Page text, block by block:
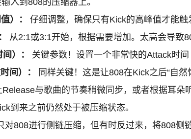
）：
仔细调整，确保只有Kick的高峰值才能触
从2:1或3:1开始，根据需要增加。太高会导致
）：
关键参数！设置一个非常快的Attack时
间）：
同样关键！这是让808在Kick之后“自
与歌曲的节奏稍微同步，或者根据耳
到来之前仍然处于被压缩状态。
对808进行侧链压缩，但有时反过来，将808侧